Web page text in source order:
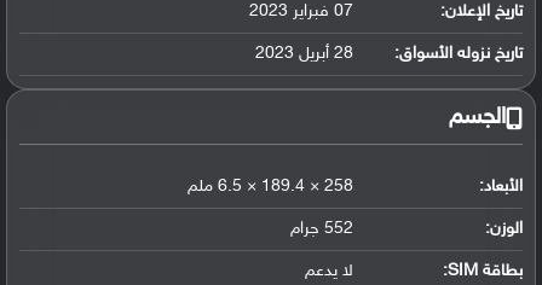
البطارية:
ليثيوم بوليمر سعة 9510 مللي أمبير, غير ق...
تاريخ الإعلان: 07 فبراير 2023
تاريخ نزوله الأسواق: 28 أبريل 2023
الجسم
الأبعاد: 258 × 189.4 × 6.5 ملم
الوزن: 552 جرام
بطاقة SIM: لا يدعم